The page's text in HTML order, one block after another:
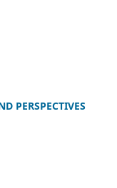
PERSPECTIVES